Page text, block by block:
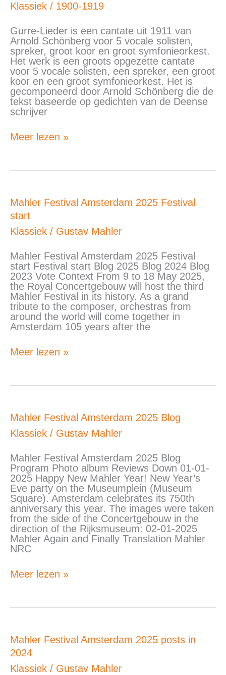
Klassiek / 1900-1919
Gurre-Lieder is een cantate uit 1911 van
Arnold Schönberg voor 5 vocale solisten,
spreker, groot koor en groot symfonieorkest.
Het werk is een groots opgezette cantate
voor 5 vocale solisten, een spreker, een groot
koor en een groot symfonieorkest. Het is
gecomponeerd door Arnold Schönberg die de
tekst baseerde op gedichten van de Deense
schrijver
–
Lieder
(1911)
Meer lezen »
Mahler Festival Amsterdam 2025 Festival
start
Klassiek / Gustav Mahler
Mahler Festival Amsterdam 2025 Festival
start Festival start Blog 2025 Blog 2024 Blog
2023 Vote Context From 9 to 18 May 2025,
the Royal Concertgebouw will host the third
Mahler Festival in its history. As a grand
tribute to the composer, orchestras from
around the world will come together in
Amsterdam 105 years after the
Mahler
Festival
Amsterdam
2025
start
Meer lezen »
Mahler Festival Amsterdam 2025 Blog
Klassiek / Gustav Mahler
Mahler Festival Amsterdam 2025 Blog
Program Photo album Reviews Down 01-01-
2025 Happy New Mahler Year! New Year’s
Eve party on the Museumplein (Museum
Square). Amsterdam celebrates its 750th
anniversary this year. The images were taken
from the side of the Concertgebouw in the
direction of the Rijksmuseum: 02-01-2025
Mahler Again and Finally Translation Mahler
NRC
Mahler
Amsterdam
Blog
Meer lezen »
Mahler Festival Amsterdam 2025 posts in
2024
Klassiek / Gustav Mahler
Mahler
Festival
Amsterdam
2025